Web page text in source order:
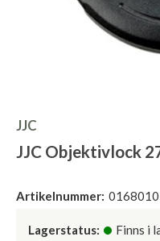
JJC
JJC Objektivlock
Artikelnummer:
Lagerstatus: Finns i